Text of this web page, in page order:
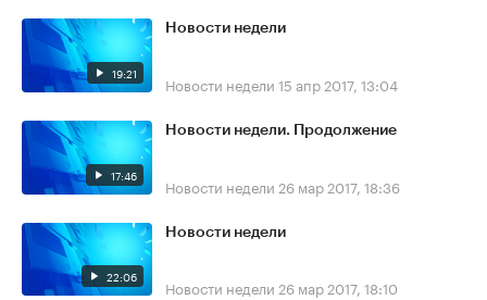
19:21
Новости недели
Новости недели 15 апр 2017, 13:04
17:46
Новости недели. Продолжение
Новости недели 26 мар 2017, 18:36
22:06
Новости недели
Новости недели 26 мар 2017, 18:10